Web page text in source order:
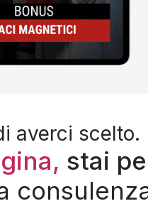
averci scelto.
stai